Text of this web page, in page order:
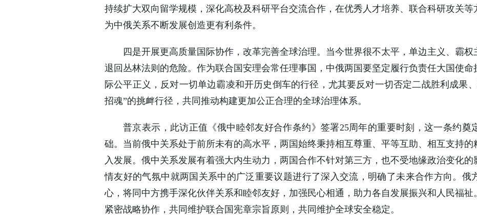
持续扩大双向留学规模，深化高校及科研平台交流合作，在优秀人才培养、联合科研攻关等
为中俄关系不断发展创造更有利条件。
四是开展更高质量国际协作，改革完善全球治理。当今世界很不太平，单边主义、霸权
退回丛林法则的危险。作为联合国安理会常任理事国，中俄两国要坚定履行负责任大国使命
际公平正义，反对一切单边霸凌和开历史倒车的行径，尤其要反对一切否定二战胜利成果
招魂”的挑衅行径，共同推动构建更加公正合理的全球治理体系。
普京表示，此访正值《俄中睦邻友好合作条约》签署25周年的重要时刻，这一条约奠
础。当前俄中关系处于前所未有的高水平，两国始终秉持相互尊重、平等互助、相互支持
入发展。俄中关系发展有着强大内生动力，两国合作不针对第三方，也不受地缘政治变化
情友好的气氛中就两国关系中的广泛重要议题进行了深入交流，明确了未来合作方向。俄
心，将同中方携手深化伙伴关系和睦邻友好，加强民心相通，助力各自发展振兴和人民福
紧密战略协作，共同维护联合国宪章宗旨原则，共同维护全球安全稳定。